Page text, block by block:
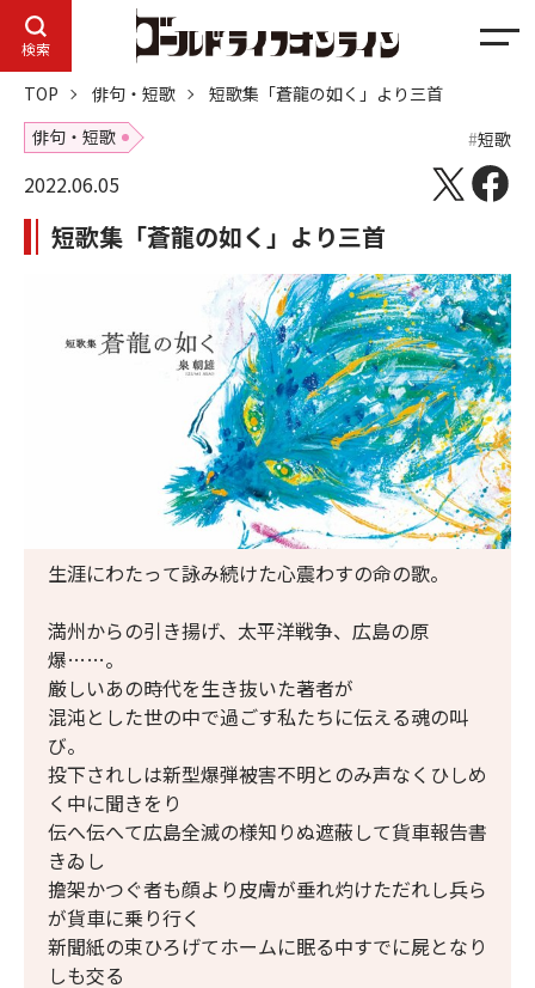
検索
メ
ー
TOP 俳句・短歌
短歌集「蒼龍の如く」より三首
俳句・短歌
短歌
2022.06.05
短歌集「蒼龍の如く」より三首
生涯にわたって詠み続けた心震わすの命の歌。
満州からの引き揚げ、太平洋戦争、広島の原
爆……。
厳しいあの時代を生き抜いた著者が
混沌とした世の中で過ごす私たちに伝える魂の叫
び。
投下されしは新型爆弾被害不明とのみ声なくひしめ
く中に聞きをり
伝へ伝へて広島全滅の様知りぬ遮蔽して貨車報告書
きゐし
擔架かつぐ者も顔より皮膚が垂れ灼けただれし兵ら
が貨車に乗り行く
新聞紙の束ひろげてホームに眠る中すでに屍となり
しも交る